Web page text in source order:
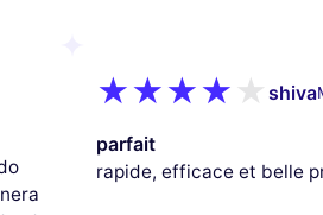
shiva
parfait
rapide, efficace et belle